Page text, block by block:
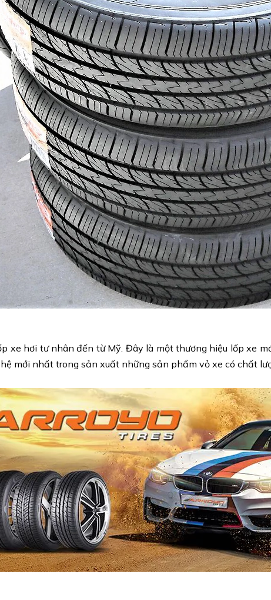
xe hơi tư nhân đến từ Mỹ. Đây là một thương hiệu lốp xe
mới nhất trong sản xuất những sản phẩm vỏ xe có chất